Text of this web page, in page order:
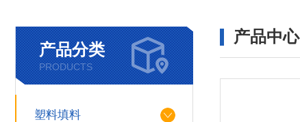
产品分类
PRODUCTS
塑料填料
产品中心